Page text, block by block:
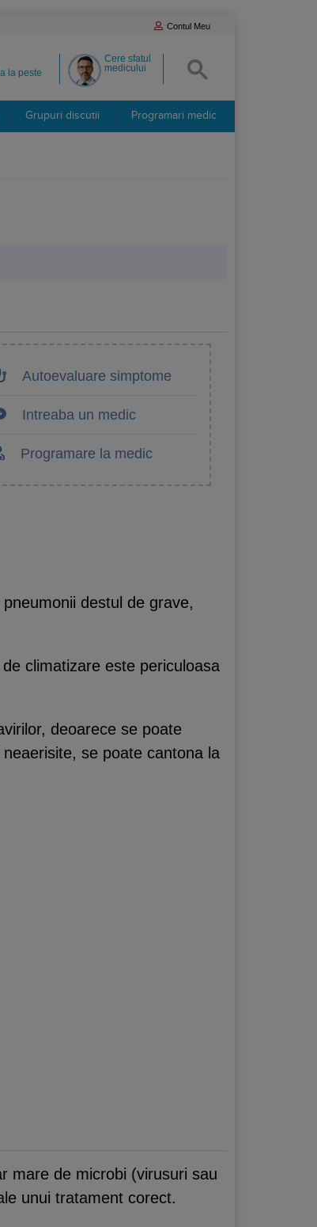
Contul Meu
Cere sfatul
medicului
la peste
Grupuri discutii Programari medic
Autoevaluare simptome
Intreaba un medic
Programare la medic
destul de grave,
climatizare este periculoasa
deoarece se poate
se poate cantona la
mare de microbi (virusuri sau
unui tratament corect.